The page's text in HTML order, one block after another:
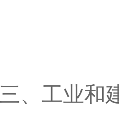
三、工业和